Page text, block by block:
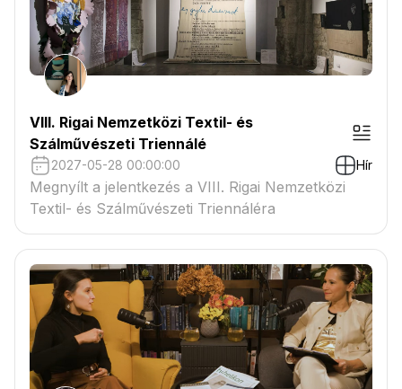
VIII. Rigai Nemzetközi Textil- és
Szálművészeti Triennálé
2027-05-28 00:00:00 Hír
Megnyílt a jelentkezés a VIII. Rigai Nemzetközi
Textil- és Szálművészeti Triennáléra